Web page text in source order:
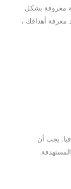
معروفة بشكل
أهدافك ،
يجب أن